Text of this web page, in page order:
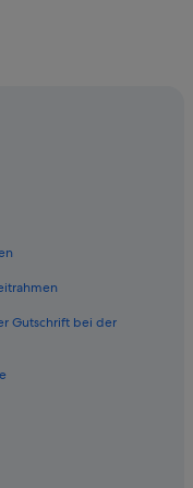
Gutschrift bei der